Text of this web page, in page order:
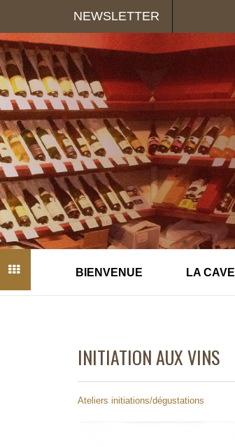
NEWSLETTER
BIENVENUE LA CAVE
INITIATION AUX VINS
Ateliers initiations/dégustations
Panneau de gestion des cookies